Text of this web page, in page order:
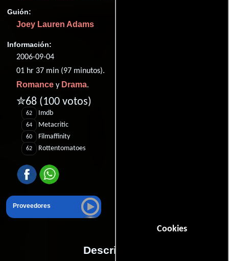
Cookies
Guión:
Joey Lauren Adams
Información:
2006-09-04
01 hr 37 min (97 minutos).
Romance y Drama.
✮68 (100 votos)
62 Imdb
64 Metacritic
60 Filmaffinity
62 Rottentomatoes
Proveedores
Descripción